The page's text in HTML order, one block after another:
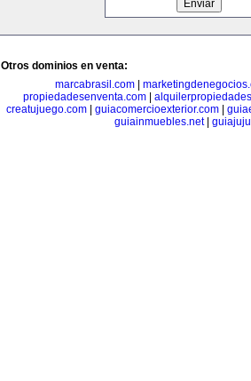
Otros dominios en venta:
marcabrasil.com
propiedadesenventa.com
creatujuego.com| guiacomercioexterior.com|
guiainmuebles.net|